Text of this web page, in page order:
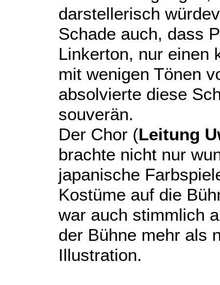
darstellerisch
Schade auch, dass
Linkerton, nur einen
mit wenigen Tönen
absolvierte diese
souverän.
Der Chor (Leitung
brachte nicht nur
japanische
Kostüme auf die
war auch stimmlich
der Bühne mehr als
Illustration.